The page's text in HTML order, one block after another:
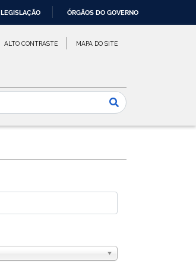
LEGISLAÇÃO ÓRGÃOS DO GOVERNO
ALTO CONTRASTE MAPA DO SITE